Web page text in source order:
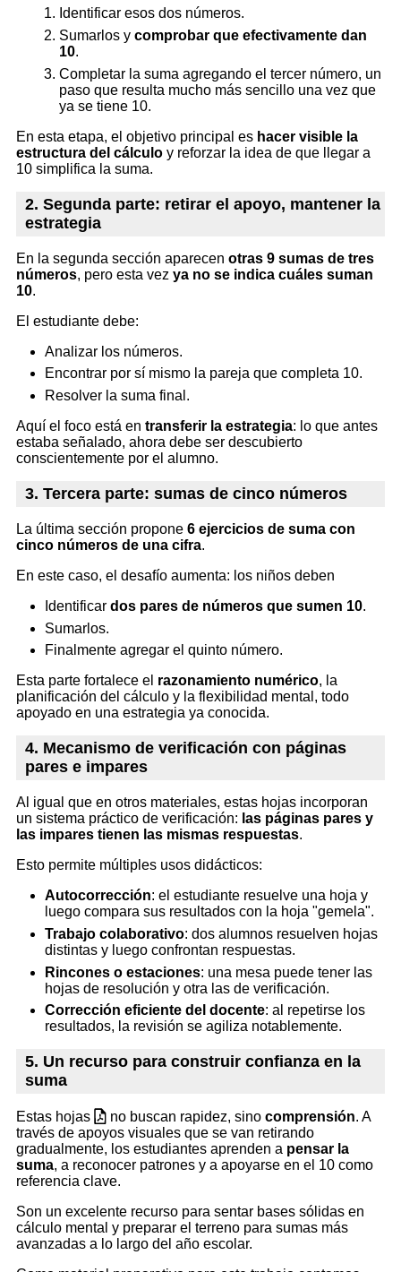
Identificar esos dos números.
Sumarlos y comprobar que efectivamente dan
10.
Completar la suma agregando el tercer número, un
paso que resulta mucho más sencillo una vez que
ya se tiene 10.
En esta etapa, el objetivo principal es hacer visible la
estructura del cálculo y reforzar la idea de que llegar a
10 simplifica la suma.
2. Segunda parte: retirar el apoyo, mantener la
estrategia
En la segunda sección aparecen otras 9 sumas de tres
números, pero esta vez ya no se indica cuáles suman
10.
El estudiante debe:
Analizar los números.
Encontrar por sí mismo la pareja que completa 10.
Resolver la suma final.
Aquí el foco está en transferir la estrategia: lo que antes
estaba señalado, ahora debe ser descubierto
conscientemente por el alumno.
3. Tercera parte: sumas de cinco números
La última sección propone 6 ejercicios de suma con
cinco números de una cifra.
En este caso, el desafío aumenta: los niños deben
Identificar dos pares de números que sumen 10.
Sumarlos.
Finalmente agregar el quinto número.
Esta parte fortalece el razonamiento numérico, la
planificación del cálculo y la flexibilidad mental, todo
apoyado en una estrategia ya conocida.
4. Mecanismo de verificación con páginas
pares e impares
Al igual que en otros materiales, estas hojas incorporan
un sistema práctico de verificación: las páginas pares y
las impares tienen las mismas respuestas.
Esto permite múltiples usos didácticos:
Autocorrección: el estudiante resuelve una hoja y
luego compara sus resultados con la hoja "gemela".
Trabajo colaborativo: dos alumnos resuelven hojas
distintas y luego confrontan respuestas.
Rincones o estaciones: una mesa puede tener las
hojas de resolución y otra las de verificación.
Corrección eficiente del docente: al repetirse los
resultados, la revisión se agiliza notablemente.
5. Un recurso para construir confianza en la
suma
Estas hojas no buscan rapidez, sinocomprensión. A
través de apoyos visuales que se van retirando
gradualmente, los estudiantes aprenden a pensar la
suma, a reconocer patrones y a apoyarse en el 10 como
referencia clave.
Son un excelente recurso para sentar bases sólidas en
cálculo mental y preparar el terreno para sumas más
avanzadas a lo largo del año escolar.